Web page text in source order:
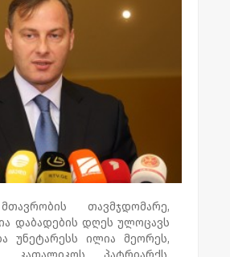
მოეწონებათ. პატარების
თვალები ჩვენთვის
მომტანია. აფხაზეთის
შეეცდება მათ
გიორგი ბარამიამ.
აფხაზეთის
შობა-ახალი
და საახალწლო
მადლობა გადაუხადეს.
თავმჯდომარე,
დაბადების დღეს ულოცავს
უნეტარესს ილია მეორეს,